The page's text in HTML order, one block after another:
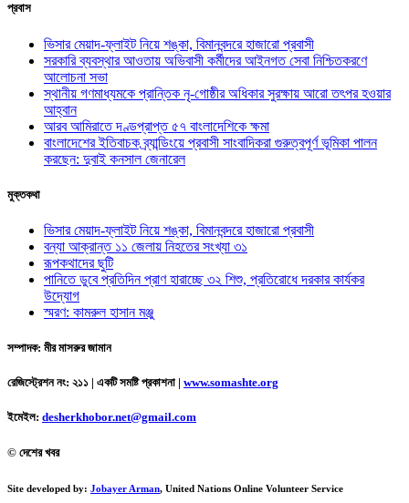
প্রবাস
ভিসার মেয়াদ-ফ্লাইট নিয়ে শঙ্কা, বিমানবন্দরে হাজারো প্রবাসী
সরকারি ব্যবস্থার আওতায় অভিবাসী কর্মীদের আইনগত সেবা নিশ্চিতকরণে
আলোচনা সভা
স্থানীয় গণমাধ্যমকে প্রান্তিক নৃ-গোষ্ঠীর অধিকার সুরক্ষায় আরো তৎপর হওয়ার
আহ্বান
আরব আমিরাতে দণ্ডপ্রাপ্ত ৫৭ বাংলাদেশিকে ক্ষমা
বাংলাদেশের ইতিবাচক ব্র্যান্ডিংয়ে প্রবাসী সাংবাদিকরা গুরুত্বপূর্ণ ভূমিকা পালন
করছেন: দুবাই কনসাল জেনারেল
মুক্তকথা
ভিসার মেয়াদ-ফ্লাইট নিয়ে শঙ্কা, বিমানবন্দরে হাজারো প্রবাসী
বন্যা আক্রান্ত ১১ জেলায় নিহতের সংখ্যা ৩১
রূপকথাদের ছুটি
পানিতে ডুবে প্রতিদিন প্রাণ হারাচ্ছে ৩২ শিশু, প্রতিরোধে দরকার কার্যকর
উদ্যোগ
স্মরণ: কামরুল হাসান মঞ্জু
সম্পাদক: মীর মাসরুর জামান
রেজিস্ট্রেশন নং: ২১১ | একটি সমষ্টি প্রকাশনা | www.somashte.org
ইমেইল: desherkhobor.net@gmail.com
© দেশের খবর
Site developed by: Jobayer Arman, United Nations Online Volunteer Service